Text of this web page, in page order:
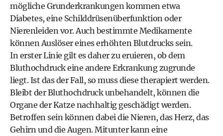
mögliche Grunderkrankungen kommen etwa
Diabetes, eine Schilddrüsenüberfunktion oder
Nierenleiden vor. Auch bestimmte Medikamente
können Auslöser eines erhöhten Blutdrucks sein.
In erster Linie gilt es daher zu eruieren, ob dem
Bluthochdruck eine andere Erkrankung zugrunde
liegt. Ist das der Fall, so muss diese therapiert werden.
Bleibt der Bluthochdruck unbehandelt, können die
Organe der Katze nachhaltig geschädigt werden.
Betroffen sein können dabei die Nieren, das Herz, das
Gehirn und die Augen. Mitunter kann eine